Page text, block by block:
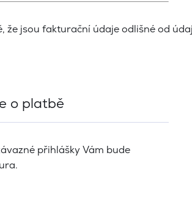
že jsou fakturační údaje odlišné od
o platbě
přihlášky Vám bude